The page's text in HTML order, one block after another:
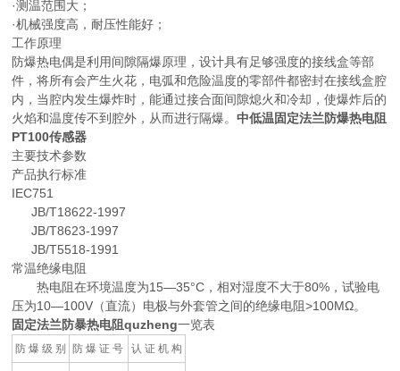
·测温范围大；
·机械强度高，耐压性能好；
工作原理
防爆热电偶是利用间隙隔爆原理，设计具有足够强度的接线盒等部
件，将所有会产生火花，电弧和危险温度的零部件都密封在接线盒腔
内，当腔内发生爆炸时，能通过接合面间隙熄火和冷却，使爆炸后的
火焰和温度传不到腔外，从而进行隔爆。中低温固定法兰防爆热电阻
PT100传感器
主要技术参数
产品执行标准
IEC751
JB/T18622-1997
JB/T8623-1997
JB/T5518-1991
常温绝缘电阻
热电阻在环境温度为15—35°C，相对湿度不大于80%，试验电
压为10—100V（直流）电极与外套管之间的绝缘电阻>100MΩ。
固定法兰防暴热电阻quzheng一览表
防 爆 级 别 防 爆 证 号 认 证 机 构